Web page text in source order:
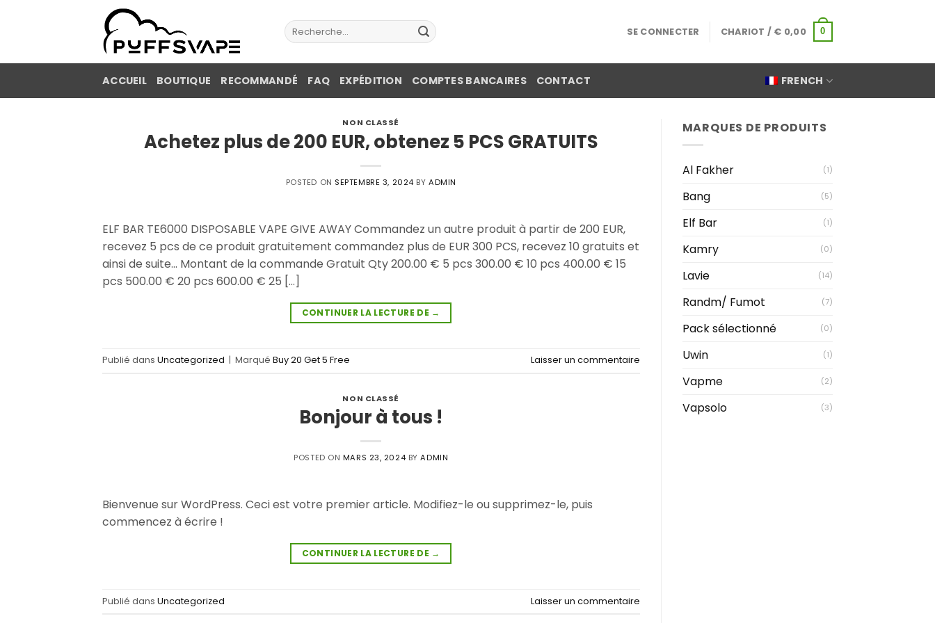
Recherche
pour :
SE CONNECTER CHARIOT / € 0,00 0
ACCUEIL BOUTIQUE RECOMMANDÉ FAQ EXPÉDITION COMPTES BANCAIRES CONTACT FRENCH
NON CLASSÉ
Achetez plus de 200 EUR, obtenez 5 PCS GRATUITS
POSTED ON SEPTEMBRE 3, 2024 BYADMIN
ELF BAR TE6000 DISPOSABLE VAPE GIVE AWAY Commandez un autre produit à partir de 200 EUR,
recevez 5 pcs de ce produit gratuitement commandez plus de EUR 300 PCS, recevez 10 gratuits et
ainsi de suite... Montant de la commande Gratuit Qty 200.00 € 5 pcs 300.00 € 10 pcs 400.00 € 15
pcs 500.00 € 20 pcs 600.00 € 25 [...]
CONTINUER LA LECTURE DE →
Publié dans Uncategorized | Marqué Buy 20 Get 5 Free Laisser un commentaire
NON CLASSÉ
Bonjour à tous !
POSTED ON MARS 23, 2024 BYADMIN
Bienvenue sur WordPress. Ceci est votre premier article. Modifiez-le ou supprimez-le, puis
commencez à écrire !
CONTINUER LA LECTURE DE →
Publié dans Uncategorized Laisser un commentaire
MARQUES DE PRODUITS
Al Fakher (1)
Bang (5)
Elf Bar (1)
Kamry (0)
Lavie (14)
Randm/ Fumot (7)
Pack sélectionné (0)
Uwin (1)
Vapme (2)
Vapsolo (3)